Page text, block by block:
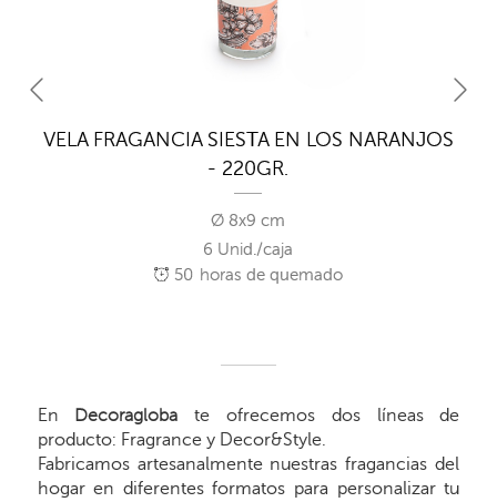
VELA FRAGANCIA SIESTA EN LOS NARANJOS
- 220GR.
Ø 8x9 cm
6 Unid./caja
50 horas de quemado
En Decoragloba te ofrecemos dos líneas de
producto: Fragrance y Decor&Style.
Fabricamos artesanalmente nuestras fragancias del
hogar en diferentes formatos para personalizar tu